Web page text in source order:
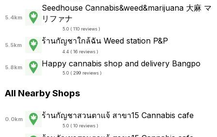
5.4km
Seedhouse Cannabis&weed&marijuana 大麻 マ
リファナ
5.0 ( 110 reviews )
5.5km ร้านกัญชาใกล้ฉัน Weed station P&P
4.4 ( 16 reviews )
5.8km Happy cannabis shop and delivery Bangpo
5.0 ( 299 reviews )
All Nearby Shops
0.0km ร้านกัญชาสวนตาแจ้ สาขา15 Cannabis cafe
5.0 ( 10 reviews )